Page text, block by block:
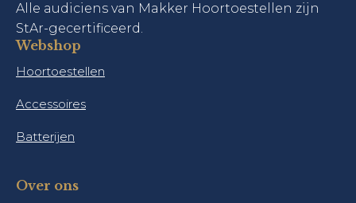
Alle audiciens van Makker Hoortoestellen zijn
StAr-gecertificeerd.
Webshop
Hoortoestellen
Accessoires
Batterijen
Over ons